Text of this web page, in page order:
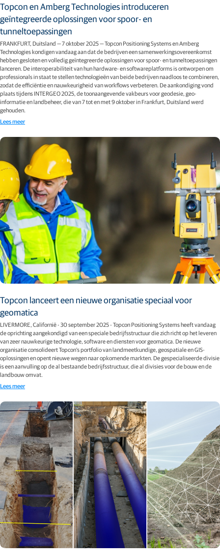
Topcon en Amberg Technologies introduceren
geïntegreerde oplossingen voor spoor- en
tunneltoepassingen
FRANKFURT, Duitsland — 7 oktober 2025 — Topcon Positioning Systems en Amberg
Technologies kondigen vandaag aan dat de bedrijven een samenwerkingsovereenkomst
hebben gesloten en volledig geïntegreerde oplossingen voor spoor- en tunneltoepassingen
lanceren. De interoperabiliteit van hun hardware- en softwareplatforms is ontworpen om
professionals in staat te stellen technologieën van beide bedrijven naadloos te combineren,
zodat de efficiëntie en nauwkeurigheid van workflows verbeteren. De aankondiging vond
plaats tijdens INTERGEO 2025, de toonaangevende vakbeurs voor geodesie, geo-
informatie en landbeheer, die van 7 tot en met 9 oktober in Frankfurt, Duitsland werd
gehouden.
Lees meer
Topcon lanceert een nieuwe organisatie speciaal voor
geomatica
LIVERMORE, Californië - 30 september 2025 - Topcon Positioning Systems heeft vandaag
de oprichting aangekondigd van een speciale bedrijfsstructuur die zich richt op het leveren
van zeer nauwkeurige technologie, software en diensten voor geomatica. De nieuwe
organisatie consolideert Topcon's portfolio van landmeetkundige, geospatiale en GIS-
oplossingen en opent nieuwe wegen naar opkomende markten. De gespecialiseerde divisie
is een aanvulling op de al bestaande bedrijfsstructuur, die al divisies voor de bouw en de
landbouw omvat.
Lees meer